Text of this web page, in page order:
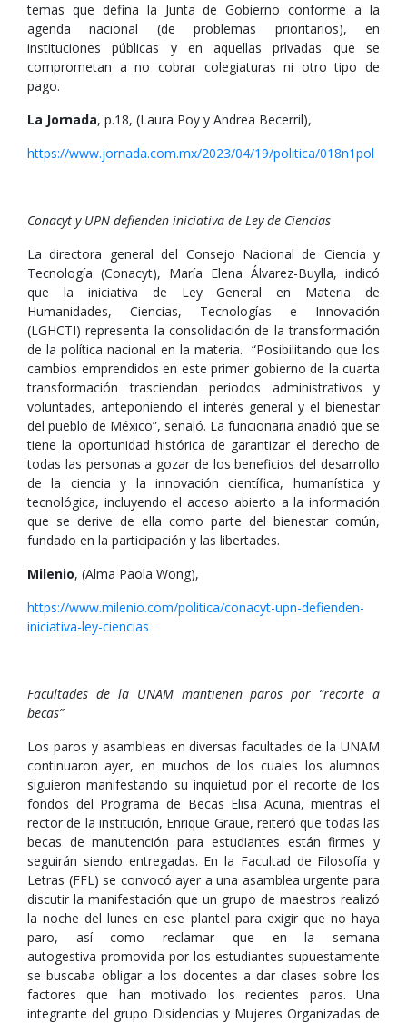
temas que defina la Junta de Gobierno conforme a la
agenda nacional (de problemas prioritarios), en
instituciones públicas y en aquellas privadas que se
comprometan a no cobrar colegiaturas ni otro tipo de
pago.
La Jornada, p.18, (Laura Poy y Andrea Becerril),
https://www.jornada.com.mx/2023/04/19/politica/018n1pol
Conacyt y UPN defienden iniciativa de Ley de Ciencias
La directora general del Consejo Nacional de Ciencia y
Tecnología (Conacyt), María Elena Álvarez-Buylla, indicó
que la iniciativa de Ley General en Materia de
Humanidades, Ciencias, Tecnologías e Innovación
(LGHCTI) representa la consolidación de la transformación
de la política nacional en la materia. “Posibilitando que los
cambios emprendidos en este primer gobierno de la cuarta
transformación trasciendan periodos administrativos y
voluntades, anteponiendo el interés general y el bienestar
del pueblo de México”, señaló. La funcionaria añadió que se
tiene la oportunidad histórica de garantizar el derecho de
todas las personas a gozar de los beneficios del desarrollo
de la ciencia y la innovación científica, humanística y
tecnológica, incluyendo el acceso abierto a la información
que se derive de ella como parte del bienestar común,
fundado en la participación y las libertades.
Milenio, (Alma Paola Wong),
https://www.milenio.com/politica/conacyt-upn-defienden-
iniciativa-ley-ciencias
Facultades de la UNAM mantienen paros por “recorte a
becas”
Los paros y asambleas en diversas facultades de la UNAM
continuaron ayer, en muchos de los cuales los alumnos
siguieron manifestando su inquietud por el recorte de los
fondos del Programa de Becas Elisa Acuña, mientras el
rector de la institución, Enrique Graue, reiteró que todas las
becas de manutención para estudiantes están firmes y
seguirán siendo entregadas. En la Facultad de Filosofía y
Letras (FFL) se convocó ayer a una asamblea urgente para
discutir la manifestación que un grupo de maestros realizó
la noche del lunes en ese plantel para exigir que no haya
paro, así como reclamar que en la semana
autogestiva promovida por los estudiantes supuestamente
se buscaba obligar a los docentes a dar clases sobre los
factores que han motivado los recientes paros. Una
integrante del grupo Disidencias y Mujeres Organizadas de